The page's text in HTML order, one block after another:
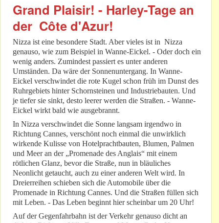
Grand Plaisir! - Harley-Tage an
der Côte d'Azur!
Nizza ist eine besondere Stadt. Aber vieles ist in Nizza
genauso, wie zum Beispiel in Wanne-Eickel. - Oder doch ein
wenig anders. Zumindest passiert es unter anderen
Umständen. Da wäre der Sonnenuntergang. In Wanne-
Eickel verschwindet die rote Kugel schon früh im Dunst des
Ruhrgebiets hinter Schornsteinen und Industriebauten. Und
je tiefer sie sinkt, desto leerer werden die Straßen. - Wanne-
Eickel wirkt bald wie ausgebrannt.
In Nizza verschwindet die Sonne langsam irgendwo in
Richtung Cannes, verschönt noch einmal die unwirklich
wirkende Kulisse von Hotelprachtbauten, Blumen, Palmen
und Meer an der „Promenade des Anglais“ mit einem
rötlichen Glanz, bevor die Straße, nun in bläuliches
Neonlicht getaucht, auch zu einer anderen Welt wird. In
Dreierreihen schieben sich die Automobile über die
Promenade in Richtung Cannes. Und die Straßen füllen sich
mit Leben. - Das Leben beginnt hier scheinbar um 20 Uhr!
Auf der Gegenfahrbahn ist der Verkehr genauso dicht an